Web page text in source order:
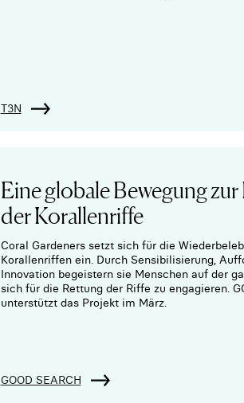
T3N
Eine globale Bewegung
der Korallenriffe
Coral Gardeners setzt sich für die
Korallenriffen ein. Durch Sensibilisierung,
Innovation begeistern sie Menschen auf der
sich für die Rettung der Riffe zu engagieren.
unterstützt das Projekt im März.
GOOD SEARCH